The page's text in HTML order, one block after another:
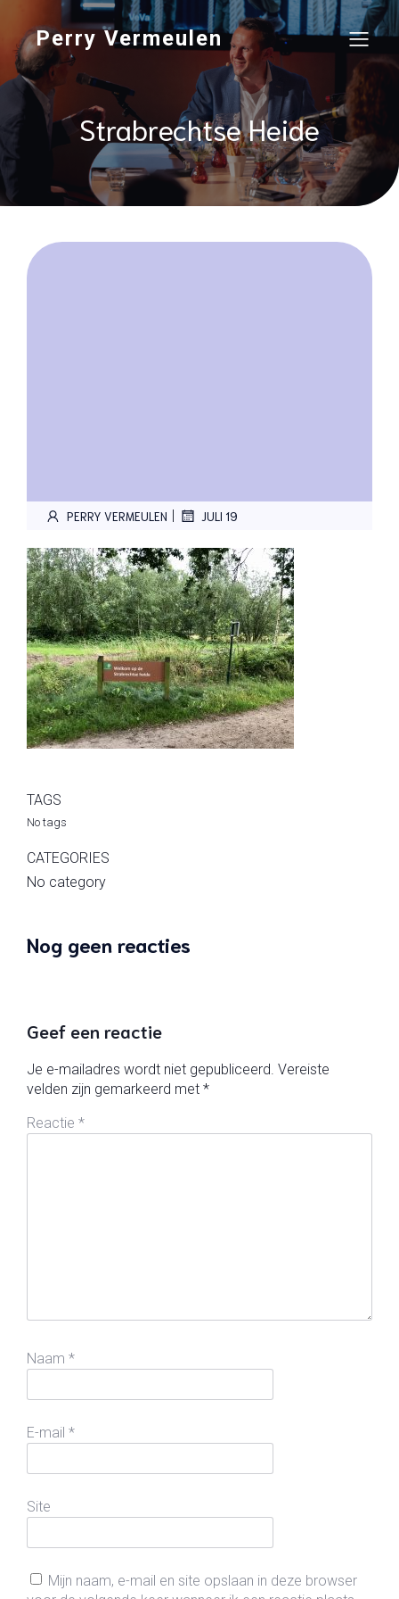
Perry Vermeulen
Strabrechtse Heide
PERRY VERMEULEN | JULI 19
TAGS
No tags
CATEGORIES
No category
Nog geen reacties
Geef een reactie
Je e-mailadres wordt niet gepubliceerd. Vereiste
velden zijn gemarkeerd met *
Reactie *
Naam *
E-mail *
Site
Mijn naam, e-mail en site opslaan in deze browser